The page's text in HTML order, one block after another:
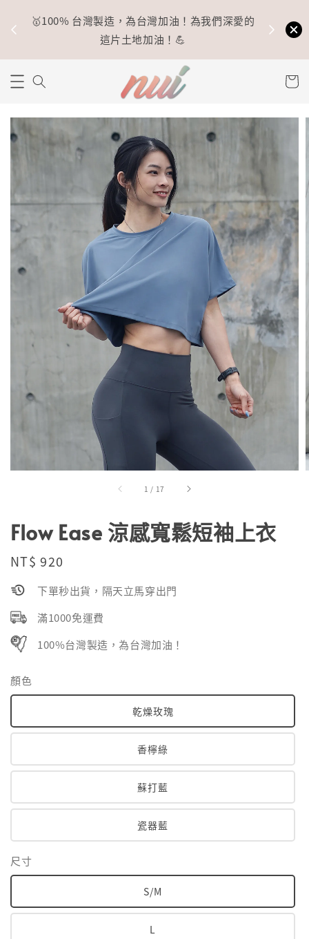
🥇100% 台灣製造，為台灣加油！為我們深愛的
這片土地加油！💪
1 / 17
Flow Ease 涼感寬鬆短袖上衣
Regular
NT$ 920
下單秒出貨，隔天立馬穿出門
滿1000免運費
100%台灣製造，為台灣加油！
顏色
乾燥玫瑰
香檸綠
蘇打藍
瓷器藍
尺寸
S/M
L